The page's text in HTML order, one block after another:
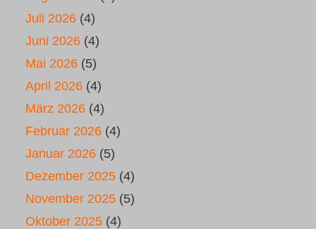
Juli 2026 (4)
Juni 2026 (4)
Mai 2026 (5)
April 2026 (4)
März 2026 (4)
Februar 2026 (4)
Januar 2026 (5)
Dezember 2025 (4)
November 2025 (5)
Oktober 2025 (4)